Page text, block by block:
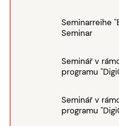
Seminarreihe
Seminar
Seminář v
programu
Seminář v
programu